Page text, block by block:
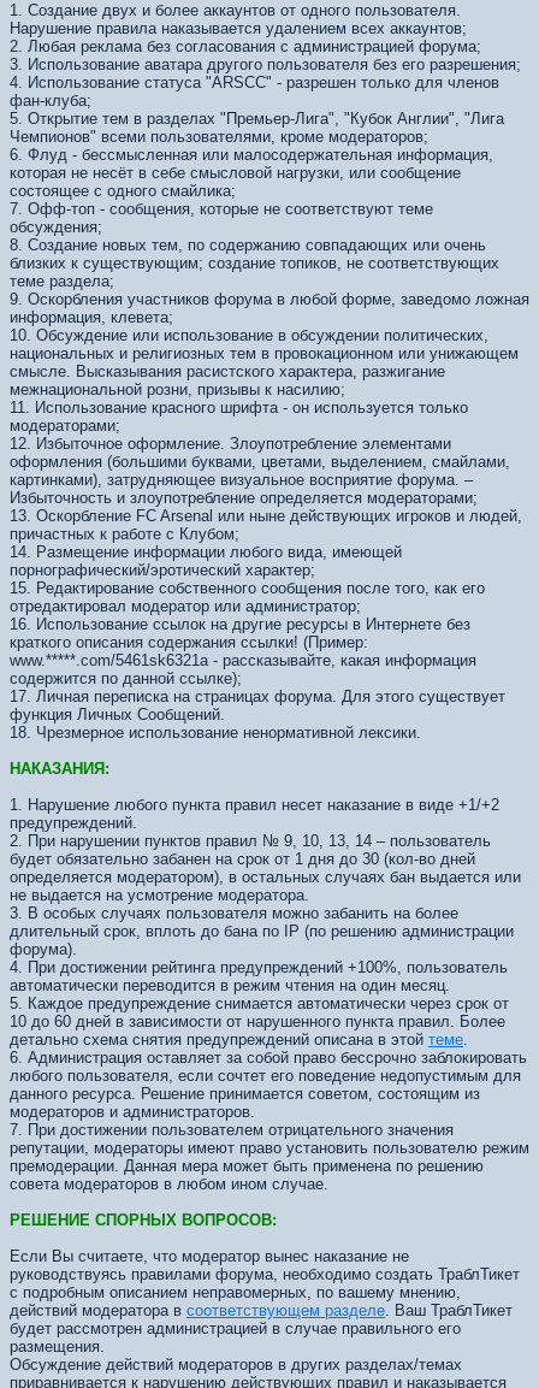
1. Создание двух и более аккаунтов от одного пользователя.
Нарушение правила наказывается удалением всех аккаунтов;
2. Любая реклама без согласования с администрацией форума;
3. Использование аватара другого пользователя без его разрешения;
4. Использование статуса "ARSCC" - разрешен только для членов
фан-клуба;
5. Открытие тем в разделах "Премьер-Лига", "Кубок Англии", "Лига
Чемпионов" всеми пользователями, кроме модераторов;
6. Флуд - бессмысленная или малосодержательная информация,
которая не несёт в себе смысловой нагрузки, или сообщение
состоящее с одного смайлика;
7. Офф-топ - сообщения, которые не соответствуют теме
обсуждения;
8. Создание новых тем, по содержанию совпадающих или очень
близких к существующим; создание топиков, не соответствующих
теме раздела;
9. Оскорбления участников форума в любой форме, заведомо ложная
информация, клевета;
10. Обсуждение или использование в обсуждении политических,
национальных и религиозных тем в провокационном или унижающем
смысле. Высказывания расистского характера, разжигание
межнациональной розни, призывы к насилию;
11. Использование красного шрифта - он используется только
модераторами;
12. Избыточное оформление. Злоупотребление элементами
оформления (большими буквами, цветами, выделением, смайлами,
картинками), затрудняющее визуальное восприятие форума. –
Избыточность и злоупотребление определяется модераторами;
13. Оскорбление FC Arsenal или ныне действующих игроков и людей,
причастных к работе с Клубом;
14. Размещение информации любого вида, имеющей
порнографический/эротический характер;
15. Редактирование собственного сообщения после того, как его
отредактировал модератор или администратор;
16. Использование ссылок на другие ресурсы в Интернете без
краткого описания содержания ссылки! (Пример:
www.*****.com/5461sk6321а - рассказывайте, какая информация
содержится по данной ссылке);
17. Личная переписка на страницах форума. Для этого существует
функция Личных Сообщений.
18. Чрезмерное использование ненормативной лексики.
НАКАЗАНИЯ:
1. Нарушение любого пункта правил несет наказание в виде +1/+2
предупреждений.
2. При нарушении пунктов правил № 9, 10, 13, 14 – пользователь
будет обязательно забанен на срок от 1 дня до 30 (кол-во дней
определяется модератором), в остальных случаях бан выдается или
не выдается на усмотрение модератора.
3. В особых случаях пользователя можно забанить на более
длительный срок, вплоть до бана по IP (по решению администрации
форума).
4. При достижении рейтинга предупреждений +100%, пользователь
автоматически переводится в режим чтения на один месяц.
5. Каждое предупреждение снимается автоматически через срок от
10 до 60 дней в зависимости от нарушенного пункта правил. Более
детально схема снятия предупреждений описана в этой теме.
6. Администрация оставляет за собой право бессрочно заблокировать
любого пользователя, если сочтет его поведение недопустимым для
данного ресурса. Решение принимается советом, состоящим из
модераторов и администраторов.
7. При достижении пользователем отрицательного значения
репутации, модераторы имеют право установить пользователю режим
премодерации. Данная мера может быть применена по решению
совета модераторов в любом ином случае.
РЕШЕНИЕ СПОРНЫХ ВОПРОСОВ:
Если Вы считаете, что модератор вынес наказание не
руководствуясь правилами форума, необходимо создать ТраблТикет
с подробным описанием неправомерных, по вашему мнению,
действий модератора в соответствующем разделе. Ваш ТраблТикет
будет рассмотрен администрацией в случае правильного его
размещения.
Обсуждение действий модераторов в других разделах/темах
приравнивается к нарушению действующих правил и наказывается